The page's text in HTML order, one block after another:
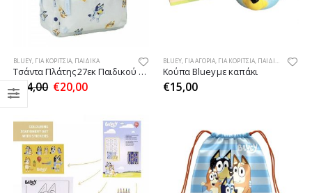
BLUEY, ΓΙΑ ΚΟΡΊΤΣΙΑ, ΠΑΙΔΙΚΆ
Τσάντα Πλάτης 27εκ Παιδικού Σταθμού BLUEY
€ 24,00 €20,00
BLUEY, ΓΙΑ ΑΓΌΡΙΑ, ΓΙΑ ΚΟΡΊΤΣΙΑ, ΠΑΙΔΙΚΆ
Κούπα Bluey με καπάκι
€15,00